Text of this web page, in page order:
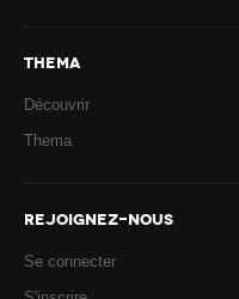
THEMA
Découvrir
Thema
REJOIGNEZ-NOUS
Se connecter